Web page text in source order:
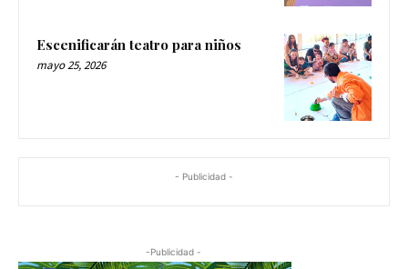
Escenificarán teatro para niños
mayo 25, 2026
- Publicidad -
-Publicidad -